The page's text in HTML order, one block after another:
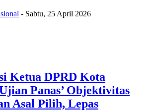
- Sabtu, 25 April 2026
Ketua DPRD Kota
Panas’ Objektivitas
Asal Pilih, Lepas